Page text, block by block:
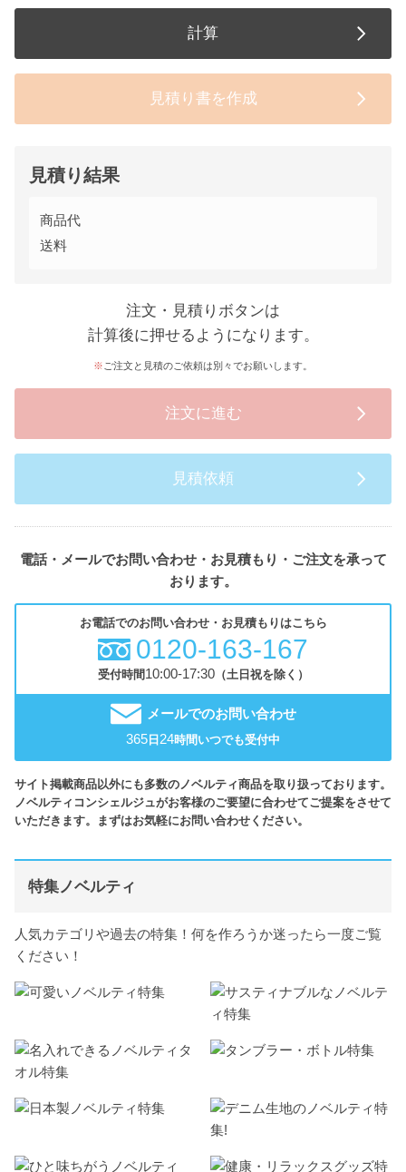
計算
見積り書を作成
見積り結果
商品代
送料
注文・見積りボタンは
計算後に押せるようになります。
ご注文と見積のご依頼は別々でお願いします。
注文に進む
見積依頼
電話・メールでお問い合わせ・お見積もり・ご注文を承って
おります。
お電話でのお問い合わせ・お見積もりはこちら
0120-163-167
受付時間10:00-17:30（土日祝を除く）
メールでのお問い合わせ
365日24時間いつでも受付中
サイト掲載商品以外にも多数のノベルティ商品を取り扱っております。
ノベルティコンシェルジュがお客様のご要望に合わせてご提案をさせて
いただきます。まずはお気軽にお問い合わせください。
特集ノベルティ
人気カテゴリや過去の特集！何を作ろうか迷ったら一度ご覧
ください！